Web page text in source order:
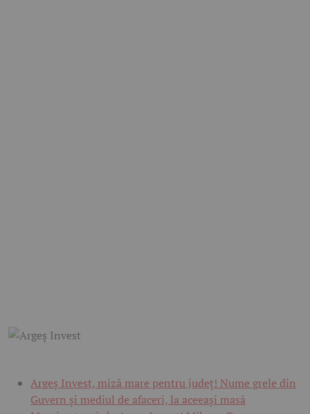
Argeș Invest, miză mare pentru județ! Nume grele din
Guvern și mediul de afaceri, la aceeași masă